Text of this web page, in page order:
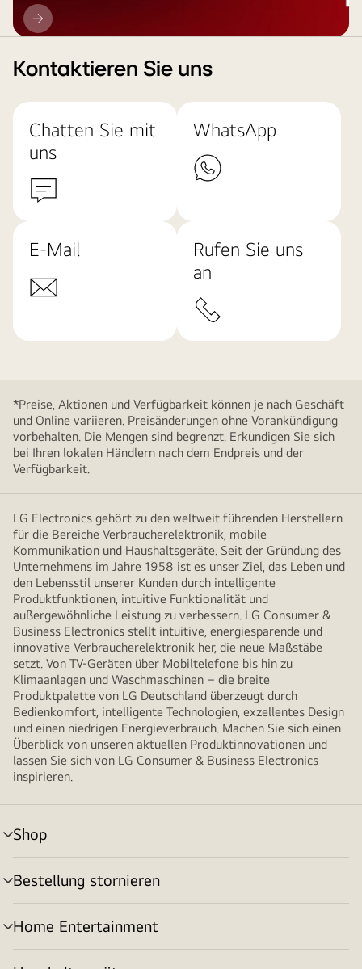
LG
Aktualisieren
Kontaktieren Sie uns
Chatten Sie mit
uns
WhatsApp
E-Mail
Rufen Sie uns
an
*Preise, Aktionen und Verfügbarkeit können je nach Geschäft
und Online variieren. Preisänderungen ohne Vorankündigung
vorbehalten. Die Mengen sind begrenzt. Erkundigen Sie sich
bei Ihren lokalen Händlern nach dem Endpreis und der
Verfügbarkeit.
LG Electronics gehört zu den weltweit führenden Herstellern
für die Bereiche Verbraucherelektronik, mobile
Kommunikation und Haushaltsgeräte. Seit der Gründung des
Unternehmens im Jahre 1958 ist es unser Ziel, das Leben und
den Lebensstil unserer Kunden durch intelligente
Produktfunktionen, intuitive Funktionalität und
außergewöhnliche Leistung zu verbessern. LG Consumer &
Business Electronics stellt intuitive, energiesparende und
innovative Verbraucherelektronik her, die neue Maßstäbe
setzt. Von TV-Geräten über Mobiltelefone bis hin zu
Klimaanlagen und Waschmaschinen – die breite
Produktpalette von LG Deutschland überzeugt durch
Bedienkomfort, intelligente Technologien, exzellentes Design
und einen niedrigen Energieverbrauch. Machen Sie sich einen
Überblick von unseren aktuellen Produktinnovationen und
lassen Sie sich von LG Consumer & Business Electronics
inspirieren.
Shop
Menü
umschalten
Bestellung stornieren
Menü
umschalten
Home Entertainment
Menü
umschalten